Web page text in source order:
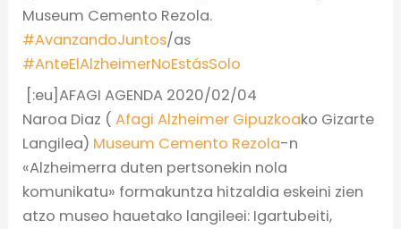
Museum Cemento Rezola.
#AvanzandoJuntos/as
#AnteElAlzheimerNoEstásSolo
[:eu]AFAGI AGENDA 2020/02/04
Naroa Diaz (Afagi Alzheimer Gipuzkoako Gizarte
Langilea) Museum Cemento Rezola-n
«Alzheimerra duten pertsonekin nola
komunikatu» formakuntza hitzaldia eskeini zien
atzo museo hauetako langileei: Igartubeiti,